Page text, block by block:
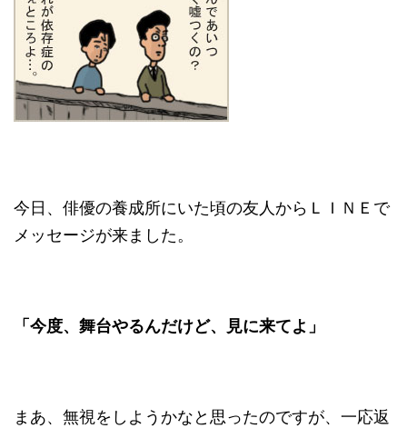
今日、俳優の養成所にいた頃の友人からＬＩＮＥで
メッセージが来ました。
「今度、舞台やるんだけど、見に来てよ」
まあ、無視をしようかなと思ったのですが、一応返